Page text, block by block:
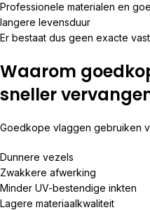
Professionele materialen en
langere levensduur
Er bestaat dus geen exacte
Waarom
sneller
Goedkope vlaggen gebruiken
Dunnere vezels
Zwakkere afwerking
Minder UV-bestendige inkten
Lagere materiaalkwaliteit